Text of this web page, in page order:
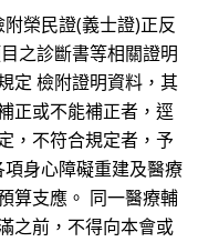
榮民證(義士證)正反
之診斷書等相關證明
定 檢附證明資料，其
正或不能補正者，逕
，不符合規定者，予
項身心障礙重建及醫療
算支應。 同一醫療輔
之前，不得向本會或